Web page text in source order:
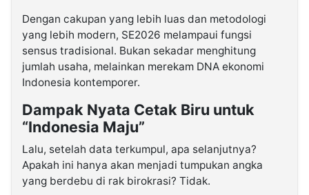
Dengan cakupan yang lebih luas dan metodologi
yang lebih modern, SE2026 melampaui fungsi
sensus tradisional. Bukan sekadar menghitung
jumlah usaha, melainkan merekam DNA ekonomi
Indonesia kontemporer.
Dampak Nyata Cetak Biru untuk
“Indonesia Maju”
Lalu, setelah data terkumpul, apa selanjutnya?
Apakah ini hanya akan menjadi tumpukan angka
yang berdebu di rak birokrasi? Tidak.